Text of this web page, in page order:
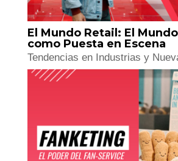
El Mundo Retail: El
como Puesta en Escena